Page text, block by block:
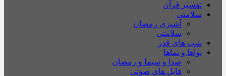
تفسیر قرآن
سلامتی
آشپزی رمضان
سلامتی
شب های قدر
نواها و نماها
صدا و سیما و رمضان
فایل های صوتی